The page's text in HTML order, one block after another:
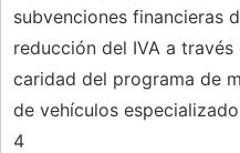
subvenciones financieras
reducción del IVA a
caridad del programa de
de vehículos
4